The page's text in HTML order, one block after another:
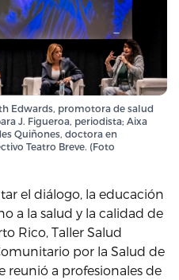
Edwards, promotora de salud
J. Figueroa, periodista; Aixa
Quiñones, doctora en
Teatro Breve. (Foto
el diálogo, la educación
a la salud y la calidad de
Rico, Taller Salud
por la Salud de
reunió a profesionales de